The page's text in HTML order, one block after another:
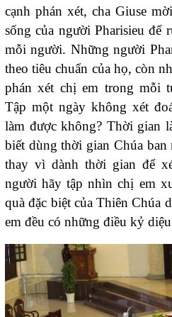
cạnh phán xét, cha Giuse
sống của người Pharisieu để
mỗi người. Những người
theo tiêu chuẩn của họ, còn
phán xét chị em trong mỗi
Tập một ngày không xét
làm được không? Thời gian
biết dùng thời gian Chúa
thay vì dành thời gian để
người hãy tập nhìn chị em
quà đặc biệt của Thiên Chúa
em đều có những điều kỷ